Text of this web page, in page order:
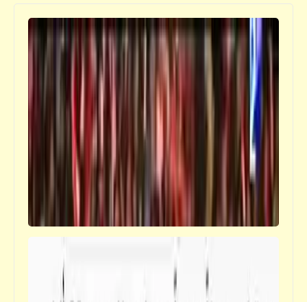
قصص_قصص للأطفال والشباب
قصص للأطفال والشباب | بينوكيو (3)